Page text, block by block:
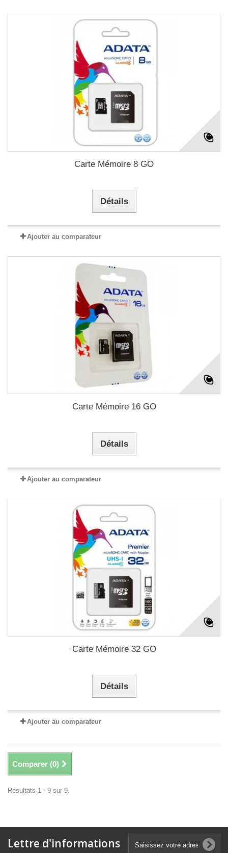
Carte Mémoire 8 GO
Détails
Ajouter au comparateur
Carte Mémoire 16 GO
Détails
Ajouter au comparateur
Carte Mémoire 32 GO
Détails
Ajouter au comparateur
Comparer (0)
Résultats 1 - 9 sur 9.
Lettre d'informations